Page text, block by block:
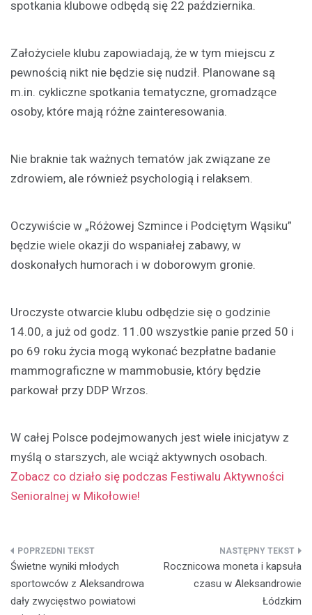
spotkania klubowe odbędą się 22 października.
Założyciele klubu zapowiadają, że w tym miejscu z
pewnością nikt nie będzie się nudził. Planowane są
m.in. cykliczne spotkania tematyczne, gromadzące
osoby, które mają różne zainteresowania.
Nie braknie tak ważnych tematów jak związane ze
zdrowiem, ale również psychologią i relaksem.
Oczywiście w „Różowej Szmince i Podciętym Wąsiku”
będzie wiele okazji do wspaniałej zabawy, w
doskonałych humorach i w doborowym gronie.
Uroczyste otwarcie klubu odbędzie się o godzinie
14.00, a już od godz. 11.00 wszystkie panie przed 50 i
po 69 roku życia mogą wykonać bezpłatne badanie
mammograficzne w mammobusie, który będzie
parkował przy DDP Wrzos.
W całej Polsce podejmowanych jest wiele inicjatyw z
myślą o starszych, ale wciąż aktywnych osobach.
Zobacz co działo się podczas Festiwalu Aktywności
Senioralnej w Mikołowie!
Nawigacja
wpisu
Świetne wyniki młodych
sportowców z Aleksandrowa
dały zwycięstwo powiatowi
Rocznicowa moneta i kapsuła
czasu w Aleksandrowie
Łódzkim